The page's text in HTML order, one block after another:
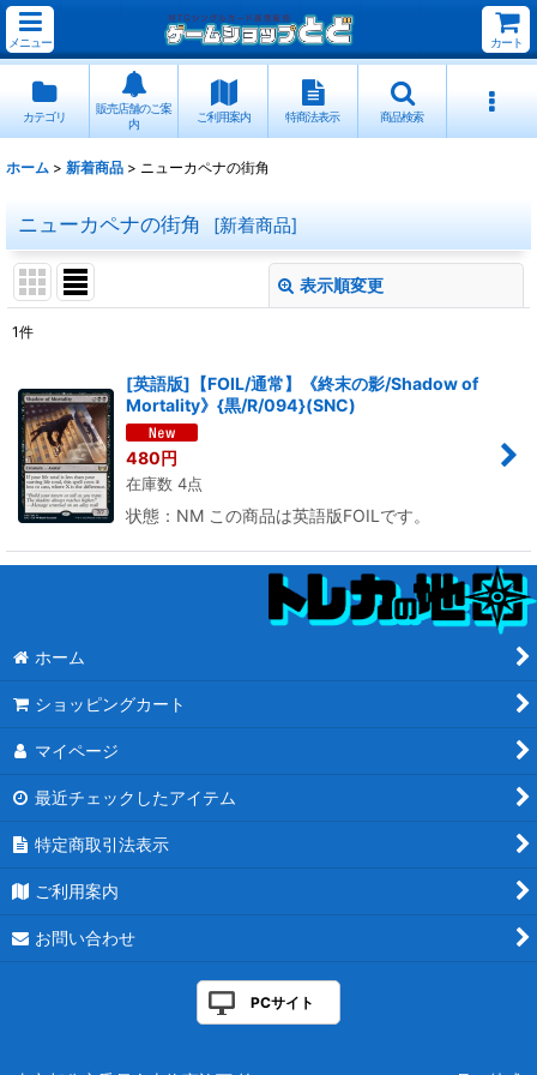
メニュー カート
カテゴリ
販売店舗のご案
内
ご利用案内 特商法表示 商品検索
ホーム > 新着商品 > ニューカペナの街角
ニューカペナの街角 [新着商品]
表示順変更
並び順:
1件
[英語版]【FOIL/通常】《終末の影/Shadow of
Mortality》{黒/R/094}(SNC)
480円
在庫数 4点
状態：NM この商品は英語版FOILです。
ホーム
ショッピングカート
マイページ
最近チェックしたアイテム
特定商取引法表示
ご利用案内
お問い合わせ
PCサイト